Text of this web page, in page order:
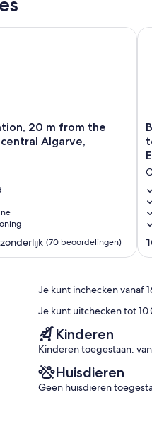
20 m from the
Algarve,
(70 beoordelingen)
20 m from the beach, in
Je kunt inchecken vanaf
Je kunt uitchecken tot
Kinderen
Kinderen toegestaan:
Huisdieren
Geen huisdieren